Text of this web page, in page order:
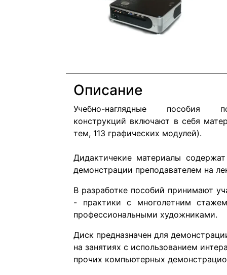
Описание
Учебно-наглядные пособия
конструкций включают в себя
тем, 113 графических модулей).
Дидактичекие материалы
демонстрации преподавателем на
В разработке пособий принимают
- практики с многолетним
профессиональными художниками.
Диск предназначен для
на занятиях с использованием
прочих компьютерных